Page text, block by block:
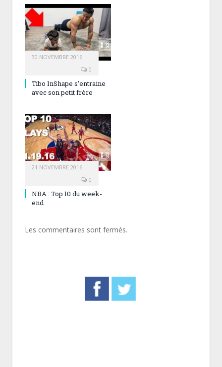
30 NOVEMBRE 2016
0
Tibo InShape s’entraine
avec son petit frère
21 NOVEMBRE 2016
0
NBA : Top 10 du week-
end
Les commentaires sont fermés.